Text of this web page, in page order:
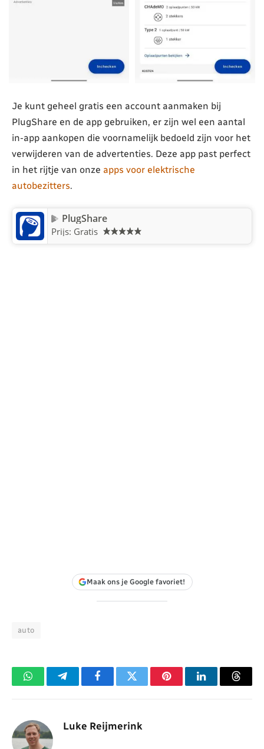
Je kunt geheel gratis een account aanmaken bij
PlugShare en de app gebruiken, er zijn wel een aantal
in-app aankopen die voornamelijk bedoeld zijn voor het
verwijderen van de advertenties. Deze app past perfect
in het rijtje van onze apps voor elektrische
autobezitters.
PlugShare
Prijs: Gratis
Maak ons je Google favoriet!
auto
WhatsAppTelegramFacebookTwitter PinterestLinkedIn
Luke Reijmerink